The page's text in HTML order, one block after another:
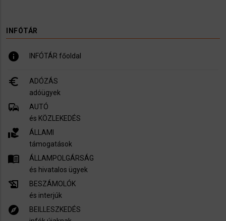
INFÓTÁR
info INFÓTÁR főoldal
euro_symbol
ADÓZÁS
adóügyek
commute
AUTÓ
és KÖZLEKEDÉS
volunteer_activism
ÁLLAMI
támogatások
menu_book
ÁLLAMPOLGÁRSÁG
és hivatalos ügyek
history_edu
BESZÁMOLÓK
és interjúk
explore
BEILLESZKEDÉS